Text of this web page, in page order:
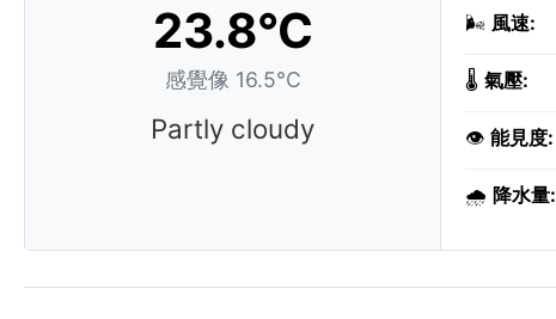
23.8°C
感覺像 16.5°C
Partly cloudy
🌬️ 風速:
🌡️ 氣壓:
👁️ 能見度:
🌧️ 降水量: